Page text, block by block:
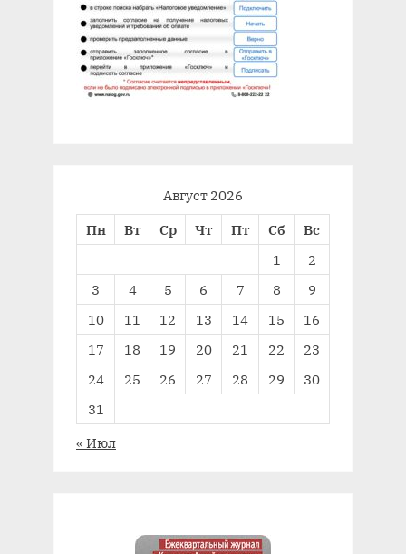
Август 2026
Пн
Вт Ср Чт Пт Сб
Вс
1
2
3
4 5 6 7 8
9
10
11 12 13 14 15
16
17
18 19 20 21 22
23
24
25 26 27 28 29
30
31
« Июл